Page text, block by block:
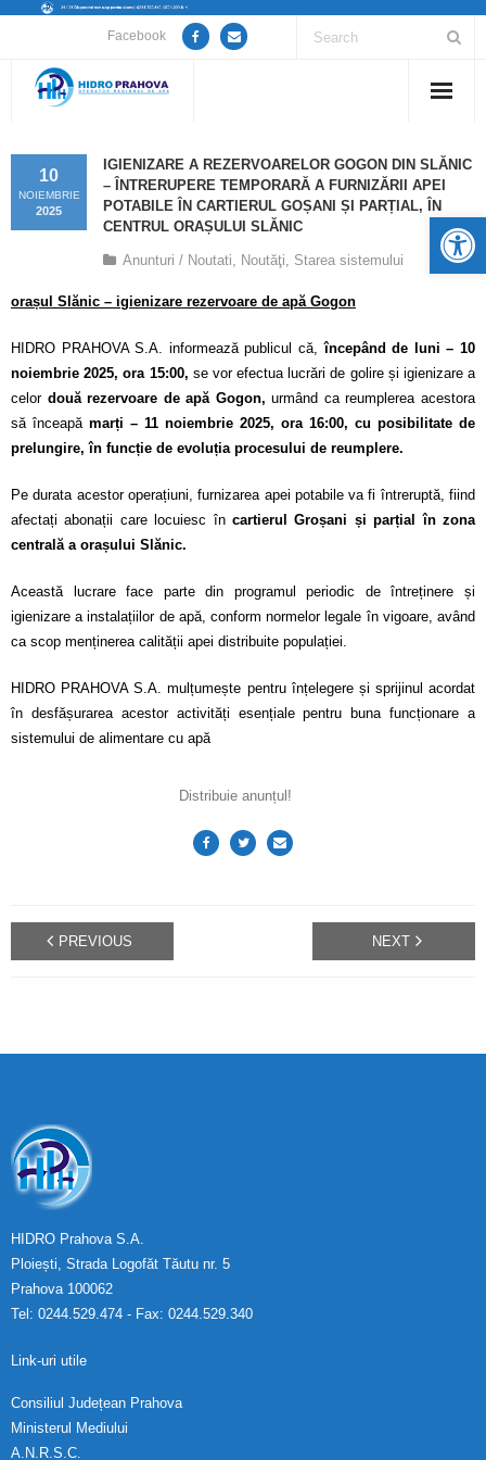
Facebook
Despre noi
Servicii
Utile
Guvernanță Corporativă
Informații de interes public
Calitatea apei
Comunicare
Contact
IGIENIZARE A REZERVOARELOR GOGON DIN SLĂNIC
– ÎNTRERUPERE TEMPORARĂ A FURNIZĂRII APEI
POTABILE ÎN CARTIERUL GOȘANI ȘI PARȚIAL, ÎN
CENTRUL ORAȘULUI SLĂNIC
10
NOIEMBRIE
2025
Anunturi / Noutati, Noutăţi, Starea sistemului
orașul Slănic – igienizare rezervoare de apă Gogon
HIDRO PRAHOVA S.A. informează publicul că,începând de luni – 10
noiembrie 2025, ora 15:00, se vor efectua lucrări de golire și igienizare a
celordouă rezervoare de apă Gogon, urmând ca reumplerea acestora
să înceapămarți – 11 noiembrie 2025, ora 16:00, cu posibilitate de
prelungire, în funcție de evoluția procesului de reumplere.
Pe durata acestor operațiuni, furnizarea apei potabile va fi întreruptă, fiind
afectați abonații care locuiesc în cartierul Groșani și parțial în zona
centrală a orașului Slănic.
Această lucrare face parte din programul periodic de întreținere și
igienizare a instalațiilor de apă, conform normelor legale în vigoare, având
ca scop menținerea calității apei distribuite populației.
HIDRO PRAHOVA S.A. mulțumește pentru înțelegere și sprijinul acordat
în desfășurarea acestor activități esențiale pentru buna funcționare a
sistemului de alimentare cu apă
Distribuie anunțul!
PREVIOUS NEXT
HIDRO Prahova S.A.
Ploiești, Strada Logofăt Tăutu nr. 5
Prahova 100062
Tel: 0244.529.474 - Fax: 0244.529.340
Link-uri utile
Consiliul Județean Prahova
Ministerul Mediului
A.N.R.S.C.